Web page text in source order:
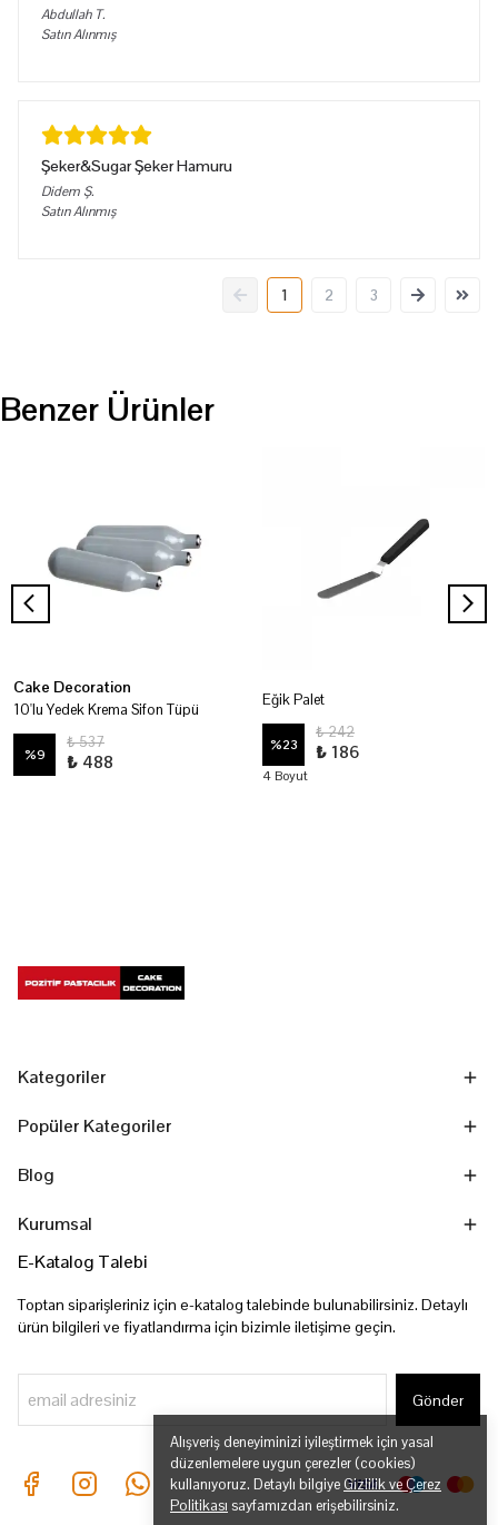
Alışveriş deneyiminizi iyileştirmek için yasal
düzenlemelere uygun çerezler (cookies)
kullanıyoruz. Detaylı bilgiye Gizlilik ve Çerez
Politikası sayfamızdan erişebilirsiniz.
Abdullah T.
Satın Alınmış
Şeker&Sugar Şeker Hamuru
Didem Ş.
Satın Alınmış
1 2 3
Benzer Ürünler
Cake Decoration
10'lu Yedek Krema Sifon Tüpü
%9
₺ 537
₺ 488
Eğik Palet
%23
₺ 242
₺ 186
4 Boyut
Kategoriler
Popüler Kategoriler
Blog
Kurumsal
E-Katalog Talebi
Toptan siparişleriniz için e-katalog talebinde bulunabilirsiniz. Detaylı
ürün bilgileri ve fiyatlandırma için bizimle iletişime geçin.
Gönder